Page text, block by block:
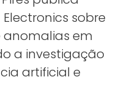
sobre
em
a investigação
artificial e